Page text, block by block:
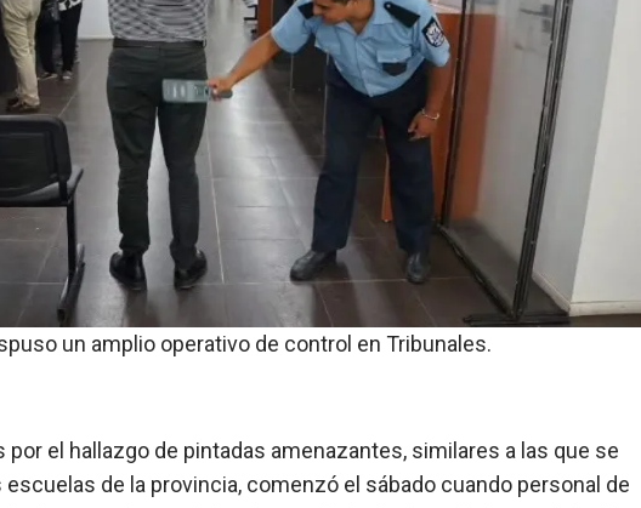
un amplio operativo de control en Tribunales.
por el hallazgo de pintadas amenazantes, similares a las que se
de la provincia, comenzó el sábado cuando personal de